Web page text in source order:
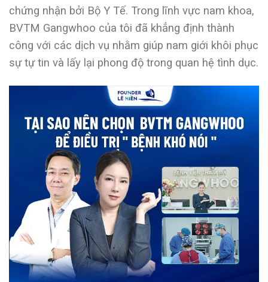
chứng nhận bởi Bộ Y Tế. Trong lĩnh vực nam khoa,
BVTM Gangwhoo của tôi đã khẳng định thành
công với các dịch vụ nhằm giúp nam giới khôi phục
sự tự tin và lấy lại phong độ trong quan hệ tình dục.